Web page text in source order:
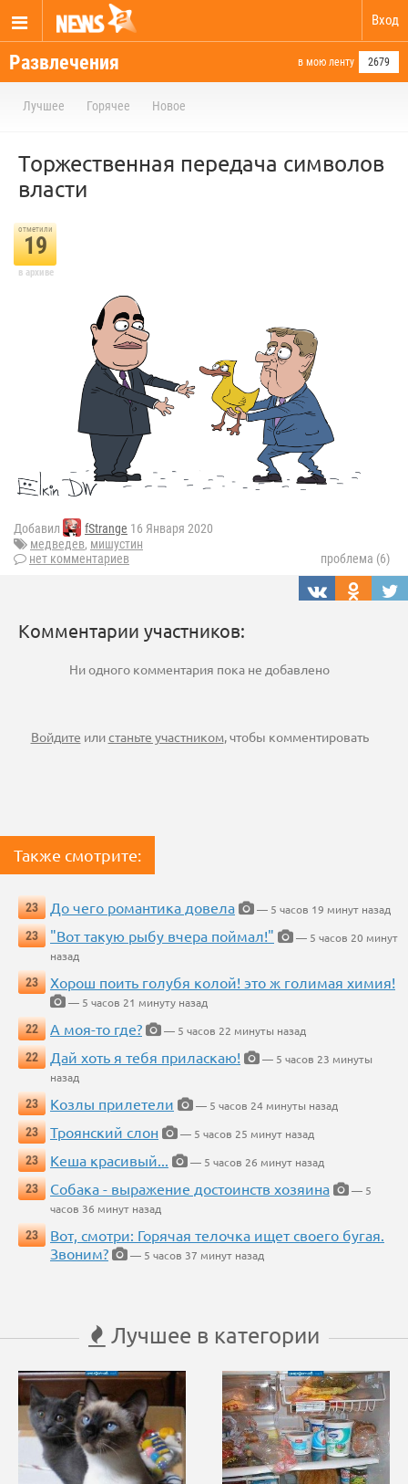
Вход
Развлечения в мою ленту 2679
Лучшее Горячее Новое
Торжественная передача символов
власти
отметили
19
в архиве
Добавил fStrange 16 Января 2020
медведев, мишустин
нет комментариев
проблема (6)
Комментарии участников:
Ни одного комментария пока не добавлено
Войдите илистаньте участником, чтобы комментировать
Также смотрите:
23 До чего романтика довела
— 5 часов 19 минут назад
23
"Вот такую рыбу вчера поймал!"
— 5 часов 20 минут
назад
23
Хорош поить голубя колой! это ж голимая химия!
— 5 часов 21 минуту назад
22
А моя-то где?
— 5 часов 22 минуты назад
22
Дай хоть я тебя приласкаю!
— 5 часов 23 минуты
назад
23
Козлы прилетели
— 5 часов 24 минуты назад
23
Троянский слон
— 5 часов 25 минут назад
23
Кеша красивый...
— 5 часов 26 минут назад
23
Собака - выражение достоинств хозяина
— 5
часов 36 минут назад
23
Вот, смотри: Горячая телочка ищет своего бугая.
Звоним?
— 5 часов 37 минут назад
Лучшее в категории